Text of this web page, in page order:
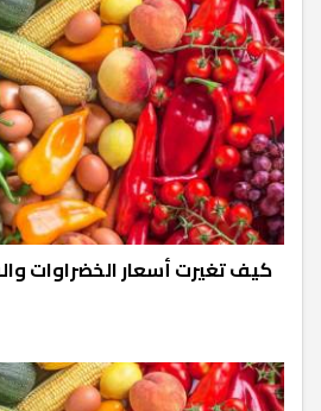
كيف تغيرت أسعار الخضراوات